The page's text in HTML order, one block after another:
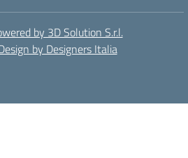
by 3D Solution S.r.l.
by Designers Italia